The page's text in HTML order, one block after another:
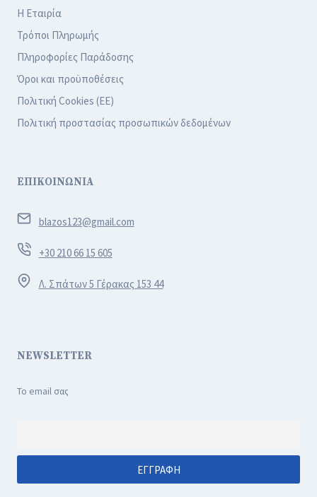
Η Εταιρία
Τρόποι Πληρωμής
Πληροφορίες Παράδοσης
Όροι και προϋποθέσεις
Πολιτική Cookies (ΕΕ)
Πολιτική προστασίας προσωπικών δεδομένων
ΕΠΙΚΟΙΝΩΝΙΑ
blazos123@gmail.com
+30 210 66 15 605
Λ. Σπάτων 5 Γέρακας 153 44
NEWSLETTER
Το email σας